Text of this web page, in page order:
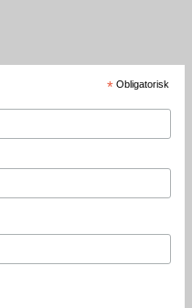
* Obligatorisk